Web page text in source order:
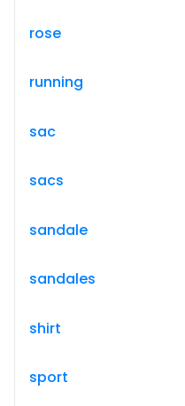
rose
running
sac
sacs
sandale
sandales
shirt
sport